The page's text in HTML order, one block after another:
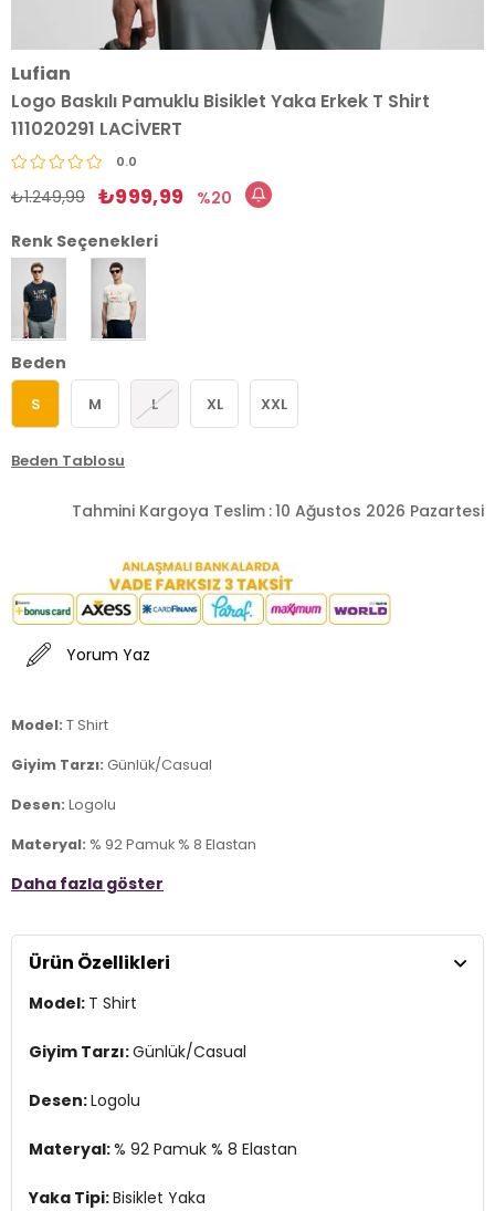
Lufian
Logo Baskılı Pamuklu Bisiklet Yaka Erkek T Shirt
111020291 LACİVERT
0.0
₺1.249,99 ₺999,99
20
Renk Seçenekleri
Beden
S M L XL XXL
Beden Tablosu
Tahmini Kargoya Teslim :10 Ağustos 2026 Pazartesi
Yorum Yaz
Model: T Shirt
Giyim Tarzı: Günlük/Casual
Desen: Logolu
Materyal: % 92 Pamuk % 8 Elastan
Yaka Tipi:Bisiklet Yaka
Kumaş Tipi:Belirtilmemiş
Boy:Standart
Kalıp Bilgisi: Regular Fit
3DY1111020291.12
Daha fazla göster
Ürün Özellikleri
Model: T Shirt
Giyim Tarzı:Günlük/Casual
Desen:Logolu
Materyal:% 92 Pamuk % 8 Elastan
Yaka Tipi:Bisiklet Yaka